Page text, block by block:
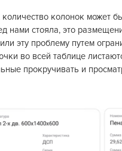
количество колонок может
нами стояла, это
эту проблему путем
во всей таблице
прокручивать и